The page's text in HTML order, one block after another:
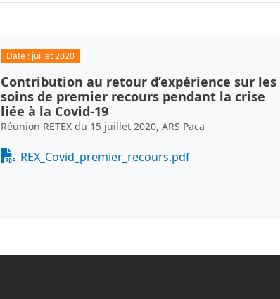
Date : juillet 2020
Contribution au retour d’expérience sur les
soins de premier recours pendant la crise
liée à la Covid-19
Réunion RETEX du 15 juillet 2020, ARS Paca
Document
REX_Covid_premier_recours.pdf